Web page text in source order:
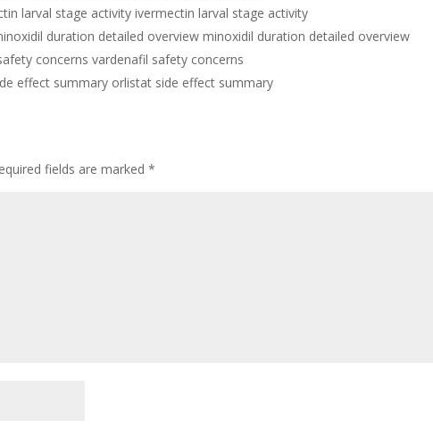
larval stage activity ivermectin larval stage activity
duration detailed overview minoxidil duration detailed overview
concerns vardenafil safety concerns
effect summary orlistat side effect summary
fields are marked*